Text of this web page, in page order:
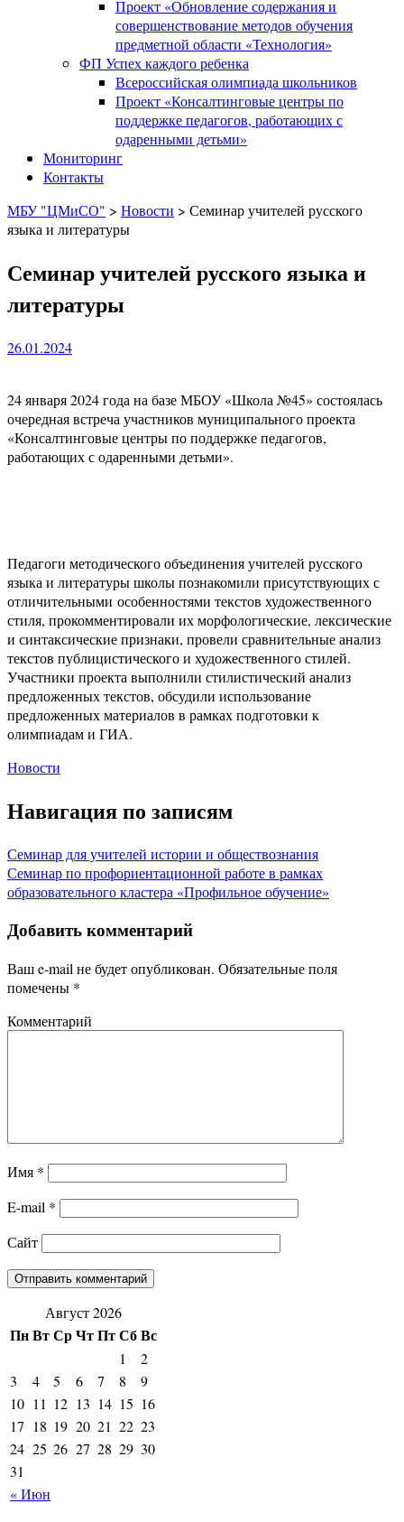
Проект «Обновление содержания и
совершенствование методов обучения
предметной области «Технология»
ФП Успех каждого ребенка
Всероссийская олимпиада школьников
Проект «Консалтинговые центры по
поддержке педагогов, работающих с
одаренными детьми»
Мониторинг
Контакты
МБУ "ЦМиСО" > Новости > Семинар учителей русского
языка и литературы
Семинар учителей русского языка и
литературы
26.01.2024
24 января 2024 года на базе МБОУ «Школа №45» состоялась
очередная встреча участников муниципального проекта
«Консалтинговые центры по поддержке педагогов,
работающих с одаренными детьми».
Педагоги методического объединения учителей русского
языка и литературы школы познакомили присутствующих с
отличительными особенностями текстов художественного
стиля, прокомментировали их морфологические, лексические
и синтаксические признаки, провели сравнительные анализ
текстов публицистического и художественного стилей.
Участники проекта выполнили стилистический анализ
предложенных текстов, обсудили использование
предложенных материалов в рамках подготовки к
олимпиадам и ГИА.
Новости
Навигация по записям
Семинар для учителей истории и обществознания
Семинар по профориентационной работе в рамках
образовательного кластера «Профильное обучение»
Добавить комментарий
Ваш e-mail не будет опубликован. Обязательные поля
помечены *
Комментарий
Имя *
E-mail *
Сайт
Август 2026
ПнВтСрЧтПтСбВс
« Июн
1
2
3
4 5 6 7 8
9
10 11 12 13 14 15 16
17 18 19 20 21 22 23
24 25 26 27 28 29 30
31